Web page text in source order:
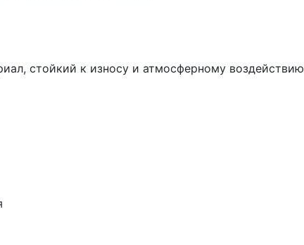
стойкий к износу и атмосферному воздействию